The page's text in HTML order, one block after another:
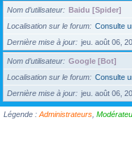
Nom d’utilisateur
Baidu [Spider]
Localisation sur le forum
Consulte
Dernière mise à jour
jeu. août 06,
Nom d’utilisateur
Google [Bot]
Localisation sur le forum
Consulte
Dernière mise à jour
jeu. août 06,
Légende : Administrateurs